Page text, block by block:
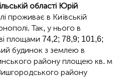
області Юрій
проживає в Київській
Так, у нього в
площами 74,2; 78,9; 101,6;
будинок з землею в
району площею кв. м
району